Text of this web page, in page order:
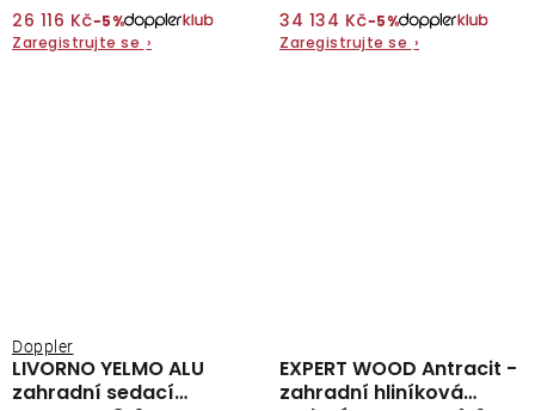
26 116 Kč−5%
Zaregistrujte se ›
34 134 Kč−5%
Zaregistrujte se ›
LIVORNO YELMO ALU
zahradní sedací
Doppler
EXPERT WOOD Antracit -
zahradní hliníková